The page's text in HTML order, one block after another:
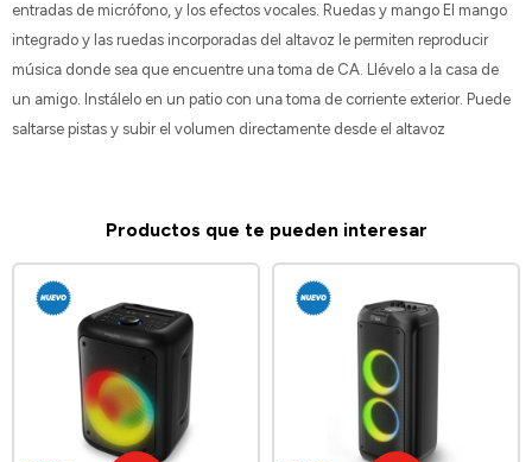
entradas de micrófono, y los efectos vocales. Ruedas y mango El mango
integrado y las ruedas incorporadas del altavoz le permiten reproducir
música donde sea que encuentre una toma de CA. Llévelo a la casa de
un amigo. Instálelo en un patio con una toma de corriente exterior. Puede
saltarse pistas y subir el volumen directamente desde el altavoz
Productos que te pueden interesar